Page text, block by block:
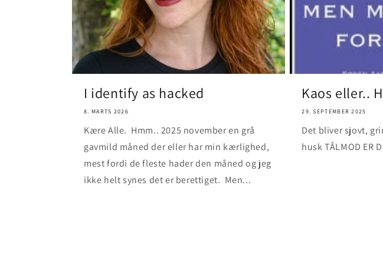
I identify as hacked
8. MARTS 2026
Kære Alle. Hmm.. 2025 november en grå
gavmild måned der eller har min kærlighed,
mest fordi de fleste hader den måned og jeg
ikke helt synes det er berettiget. Men...
Kaos eller..
29. SEPTEMBER 2025
Det bliver sjovt,
husk TÅLMOD ER